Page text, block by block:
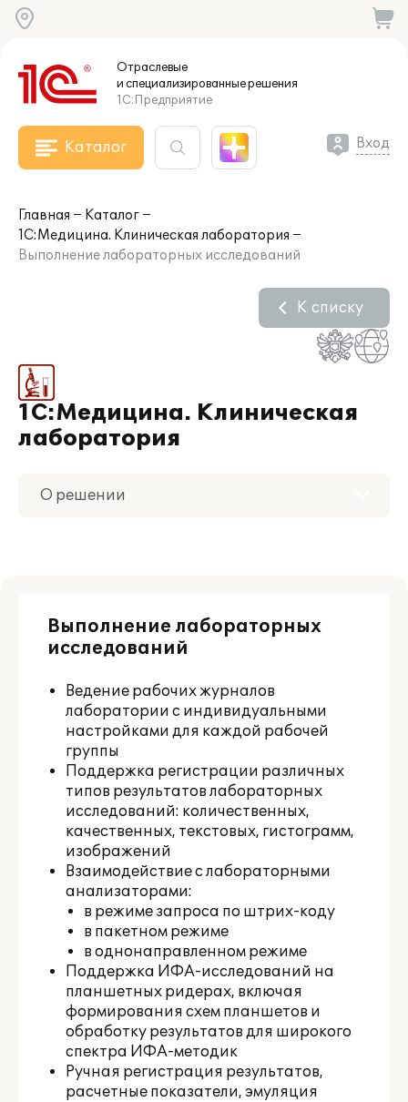
Отраслевые
и специализированныерешения
1С:Предприятие
Каталог Вход
Главная
Каталог
1С:Медицина. Клиническая лаборатория
Выполнение лабораторных исследований
1С:Медицина. Клиническая
лаборатория
К списку
О решении
Материалы
Выполнение лабораторных
исследований
Ведение рабочих журналов
лаборатории с индивидуальными
настройками для каждой рабочей
группы
Поддержка регистрации различных
типов результатов лабораторных
исследований: количественных,
качественных, текстовых, гистограмм,
изображений
Взаимодействие с лабораторными
анализаторами:
в режиме запроса по штрих-коду
в пакетном режиме
в однонаправленном режиме
Поддержка ИФА-исследований на
планшетных ридерах, включая
формирования схем планшетов и
обработку результатов для широкого
спектра ИФА-методик
Ручная регистрация результатов,
расчетные показатели, эмуляция